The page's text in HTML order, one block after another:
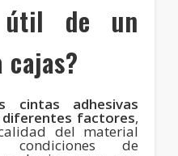
de un
adhesivas
diferentes factores,
del material
de